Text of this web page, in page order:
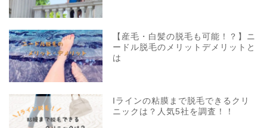
【産毛・白髪の脱毛も可能！？】ニ
ードル脱毛のメリットデメリットと
は
Iラインの粘膜まで脱毛できるクリ
ニックは？人気5社を調査！！